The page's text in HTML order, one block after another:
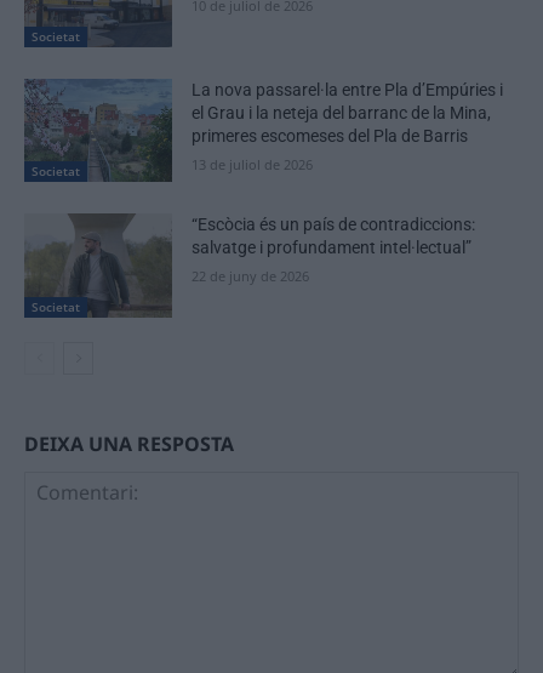
Societat
10 de juliol de 2026
Societat
La nova passarel·la entre Pla d’Empúries i
el Grau i la neteja del barranc de la Mina,
primeres escomeses del Pla de Barris
13 de juliol de 2026
Societat
“Escòcia és un país de contradiccions:
salvatge i profundament intel·lectual”
22 de juny de 2026
DEIXA UNA RESPOSTA